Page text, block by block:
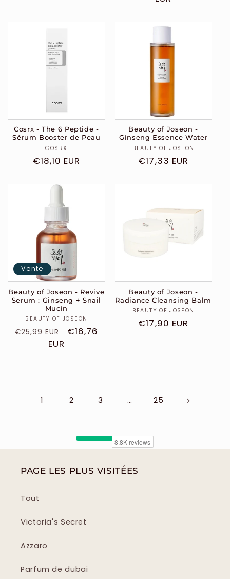
Cosrx - The 6 Peptide -
Sérum Booster de Peau
Distributeur :
COSRX
Prix
€18,10 EUR
Beauty of Joseon -
Ginseng Essence Water
Distributeur :
BEAUTY OF JOSEON
Prix
€17,33 EUR
Vente
Beauty of Joseon - Revive
Serum : Ginseng + Snail
Mucin
Distributeur :
BEAUTY OF JOSEON
Prix
habituel
€25,99 EUR
Prix
€16,76
EUR
Beauty of Joseon -
Radiance Cleansing Balm
Distributeur :
BEAUTY OF JOSEON
Prix
€17,90 EUR
1 2 3 … 25
PAGE LES PLUS VISITÉES
Tout
Victoria's Secret
Azzaro
Parfum de dubai